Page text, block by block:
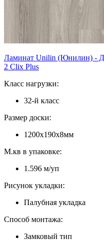
Ламинат Unilin (Юнилин) -
2 Clix Plus
Класс нагрузки:
32-й класс
Размер доски:
1200х190х8мм
М.кв в упаковке:
1.596 м/уп
Рисунок укладки:
Палубная укладка
Способ монтажа:
Замковый тип